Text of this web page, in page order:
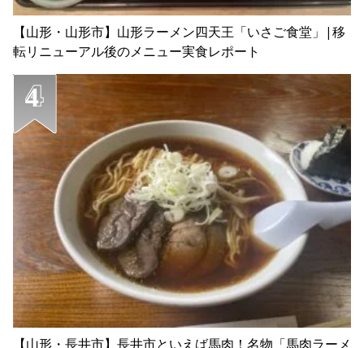
【山形・山形市】山形ラーメン四天王「いさご食堂」|移
転リニューアル後のメニュー実食レポート
【山形・長井市】長井市といえば馬肉！名物「馬肉ラーメ